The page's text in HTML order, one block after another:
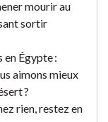
mourir au
sortir
en Égypte :
aimons mieux
?
rien, restez en